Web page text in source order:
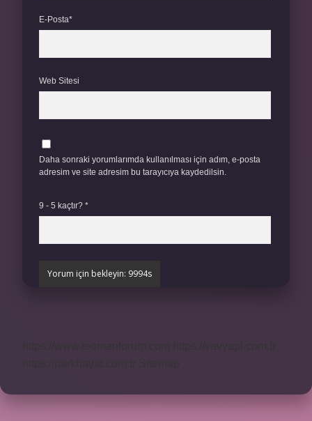
E-Posta*
Web Sitesi
Daha sonraki yorumlarımda kullanılması için adım, e-posta
adresim ve site adresim bu tarayıcıya kaydedilsin.
9 - 5 kaçtır? *